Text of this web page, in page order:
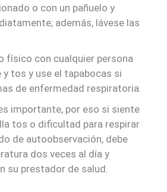
o con un pañuelo y
además, lávese las
físico con cualquier persona
y tos y use el tapabocas si
de enfermedad respiratoria.
importante, por eso si siente
tos o dificultad para respirar
de autoobservación, debe
dos veces al día y
su prestador de salud.